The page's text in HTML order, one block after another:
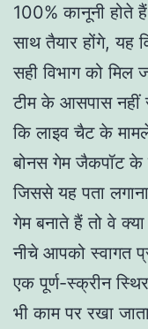
100% कानूनी होते
साथ तैयार होंगे, यह
सही विभाग को
टीम के आसपास
कि लाइव चैट के
बोनस गेम जैकपॉट के
जिससे यह पता
गेम बनाते हैं तो वे
नीचे आपको स्वागत
एक पूर्ण-स्क्रीन
भी काम पर रखा